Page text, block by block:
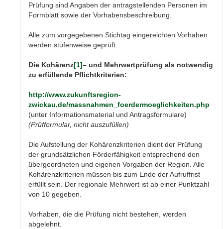
Prüfung sind Angaben der antragstellenden Personen im
Formblatt sowie der Vorhabensbeschreibung.
Alle zum vorgegebenen Stichtag eingereichten Vorhaben
werden stufenweise geprüft:
Die Kohärenz[1]– und Mehrwertprüfung als notwendig
zu erfüllende Pflichtkriterien:
http://www.zukunftsregion-
zwickau.de/massnahmen_foerdermoeglichkeiten.php
(unter Informationsmaterial und Antragsformulare)
(Prüfformular, nicht auszufüllen)
Die Aufstellung der Kohärenzkriterien dient der Prüfung
der grundsätzlichen Förderfähigkeit entsprechend den
übergeordneten und eigenen Vorgaben der Region. Alle
Kohärenzkriterien müssen bis zum Ende der Aufruffrist
erfüllt sein. Der regionale Mehrwert ist ab einer Punktzahl
von 10 gegeben.
Vorhaben, die die Prüfung nicht bestehen, werden
abgelehnt.